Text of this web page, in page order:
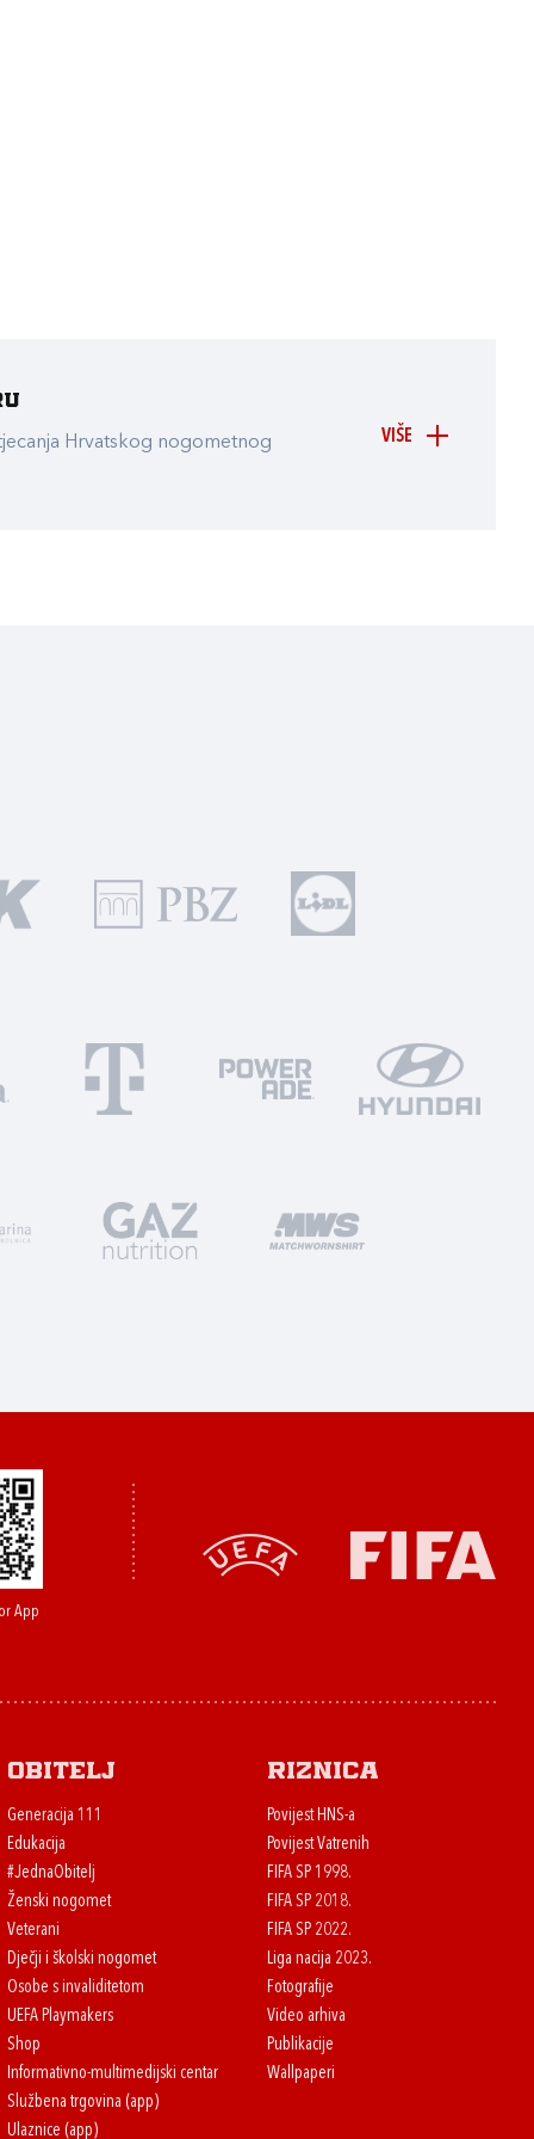
VIŠE
Hrvatskog nogometnog
App
Obitelj
Generacija 111
Edukacija
#JednaObitelj
Ženski nogomet
Veterani
Dječji i školski nogomet
Osobe s invaliditetom
UEFA Playmakers
Shop
Informativno-multimedijski centar
Službena trgovina (app)
Ulaznice (app)
Riznica
Povijest HNS-a
Povijest Vatrenih
FIFA SP 1998.
FIFA SP 2018.
FIFA SP 2022.
Liga nacija 2023.
Fotografije
Video arhiva
Publikacije
Wallpaperi